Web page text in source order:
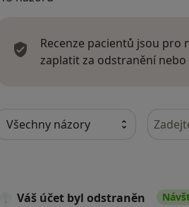
Recenze pacientů jsou pro
zaplatit za odstranění
Váš účet byl odstraněn